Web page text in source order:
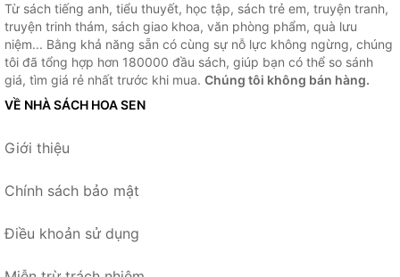
Từ sách tiếng anh, tiểu thuyết, học tập, sách trẻ em, truyện tranh,
truyện trinh thám, sách giao khoa, văn phòng phẩm, quà lưu
niệm... Bằng khả năng sẵn có cùng sự nỗ lực không ngừng, chúng
tôi đã tổng hợp hơn 180000 đầu sách, giúp bạn có thể so sánh
giá, tìm giá rẻ nhất trước khi mua. Chúng tôi không bán hàng.
VỀ NHÀ SÁCH HOA SEN
Giới thiệu
Chính sách bảo mật
Điều khoản sử dụng